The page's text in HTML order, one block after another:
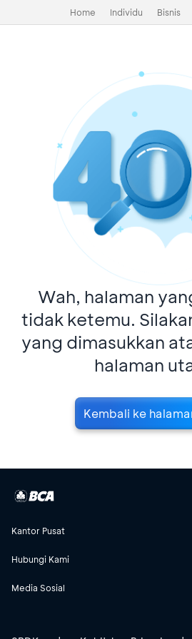
Home Individu Bisnis
Wah, halaman
tidak ketemu.
yang dimasukkan
halaman
Kembali ke
Kantor Pusat
Hubungi Kami
Media Sosial